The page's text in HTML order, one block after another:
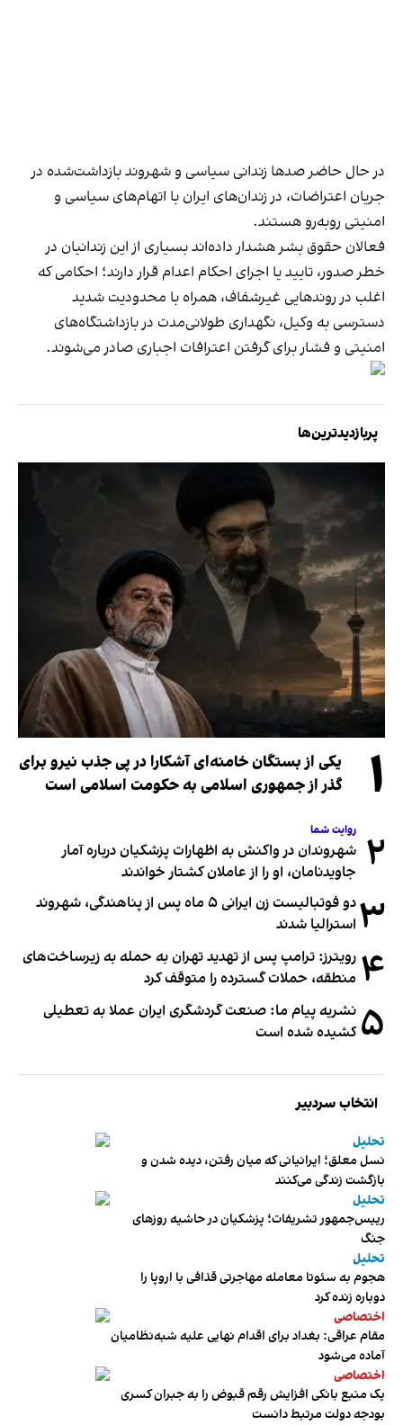
در حال حاضر صدها زندانی سیاسی و شهروند بازداشت‌شده در
جریان اعتراضات، در زندان‌های ایران با اتهام‌های سیاسی و
امنیتی روبه‌رو هستند.
فعالان حقوق بشر هشدار داده‌اند بسیاری از این زندانیان در
خطر صدور، تایید یا اجرای احکام اعدام قرار دارند؛ احکامی که
اغلب در روندهایی غیرشفاف، همراه با محدودیت شدید
دسترسی به وکیل، نگهداری طولانی‌مدت در بازداشتگاه‌های
امنیتی و فشار برای گرفتن اعترافات اجباری صادر می‌شوند.
پربازدیدترین‌ها
۱
یکی از بستگان خامنه‌ای آشکارا در پی جذب نیرو برای
گذر از جمهوری اسلامی به حکومت اسلامی است
۲ روایت شما
شهروندان در واکنش به اظهارات پزشکیان درباره آمار
جاویدنامان، او را از عاملان کشتار خواندند
۳
دو فوتبالیست زن ایرانی ۵ ماه پس از پناهندگی، شهروند
استرالیا شدند
۴ رویترز: ترامپ پس از تهدید تهران به حمله به زیرساخت‌های
منطقه، حملات گسترده را متوقف کرد
۵ نشریه پیام ما: صنعت گردشگری ایران عملا به تعطیلی
کشیده شده است
انتخاب سردبیر
تحلیل
نسل معلق؛ ایرانیانی که میان رفتن، دیده شدن و
بازگشت زندگی می‌کنند
تحلیل
رییس‌جمهور تشریفات؛ پزشکیان در حاشیه روزهای
جنگ
تحلیل
هجوم به سئوتا معامله مهاجرتی قذافی با اروپا را
دوباره زنده کرد
اختصاصی
مقام عراقی: بغداد برای اقدام نهایی علیه شبه‌نظامیان
آماده می‌شود
اختصاصی
یک منبع بانکی افزایش رقم قبوض را به جبران کسری
بودجه دولت مرتبط دانست